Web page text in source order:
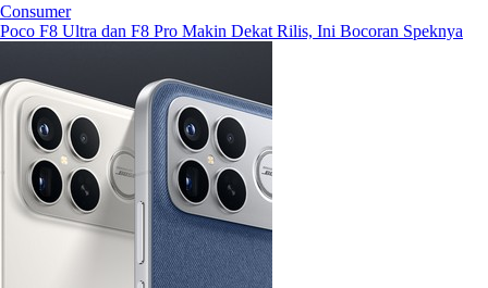
Consumer
Poco F8 Ultra dan F8 Pro Makin Dekat Rilis, Ini Bocoran Speknya